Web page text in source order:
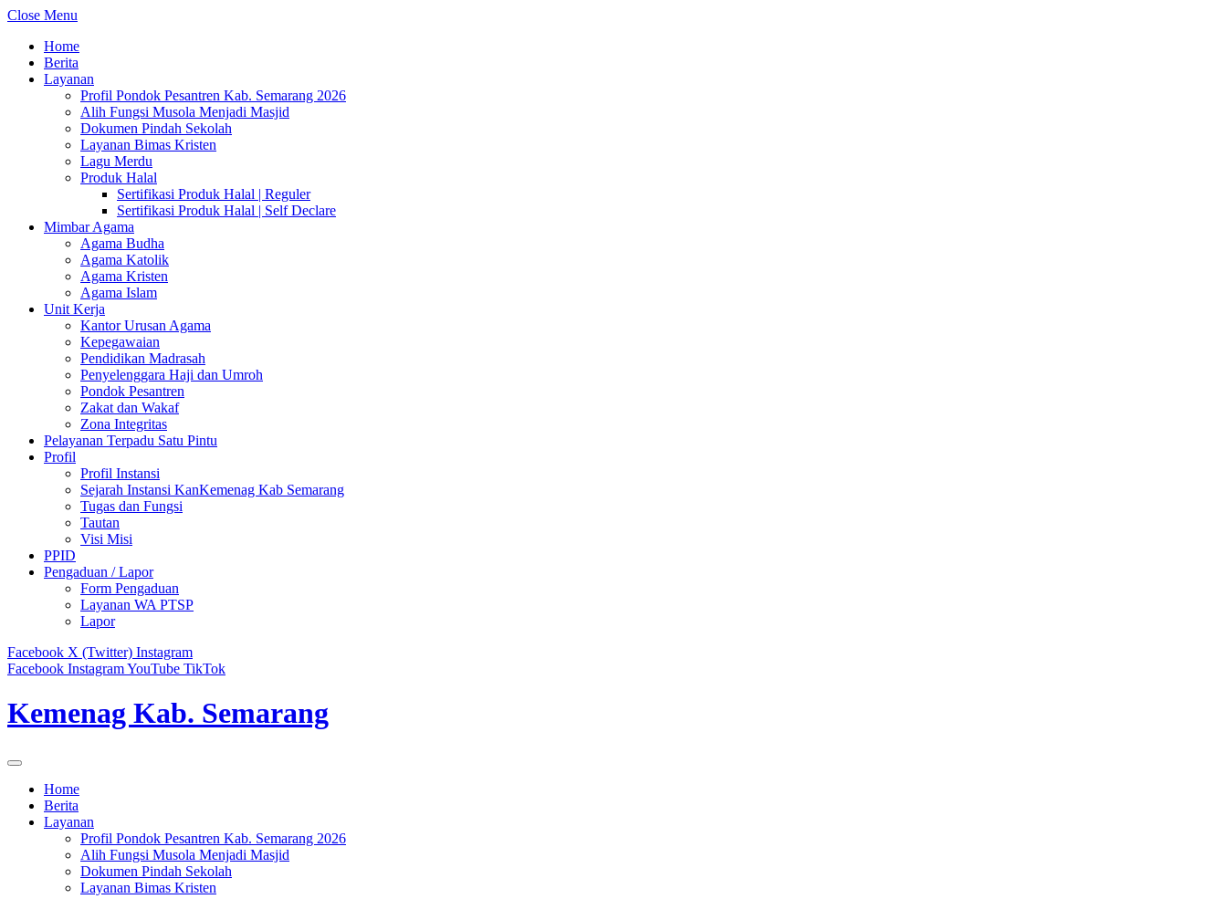
Close Menu
Home
Berita
Layanan
Profil Pondok Pesantren Kab. Semarang 2026
Alih Fungsi Musola Menjadi Masjid
Dokumen Pindah Sekolah
Layanan Bimas Kristen
Lagu Merdu
Produk Halal
Sertifikasi Produk Halal | Reguler
Sertifikasi Produk Halal | Self Declare
Mimbar Agama
Agama Budha
Agama Katolik
Agama Kristen
Agama Islam
Unit Kerja
Kantor Urusan Agama
Kepegawaian
Pendidikan Madrasah
Penyelenggara Haji dan Umroh
Pondok Pesantren
Zakat dan Wakaf
Zona Integritas
Pelayanan Terpadu Satu Pintu
Profil
Profil Instansi
Sejarah Instansi KanKemenag Kab Semarang
Tugas dan Fungsi
Tautan
Visi Misi
PPID
Pengaduan / Lapor
Form Pengaduan
Layanan WA PTSP
Lapor
Facebook X (Twitter) Instagram
Facebook InstagramYouTube TikTok
Kemenag Kab. Semarang
Home
Berita
Layanan
Profil Pondok Pesantren Kab. Semarang 2026
Alih Fungsi Musola Menjadi Masjid
Dokumen Pindah Sekolah
Layanan Bimas Kristen